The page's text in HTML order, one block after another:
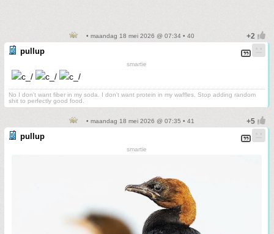
• maandag 18 mei 2026 @ 07:34 • 40
pullup
smartie
No I don't want fiber in my soda. I don't want protein in my waffles. Stop adding random
shit to perfectly good food.
• maandag 18 mei 2026 @ 07:35 • 41
pullup
smartie